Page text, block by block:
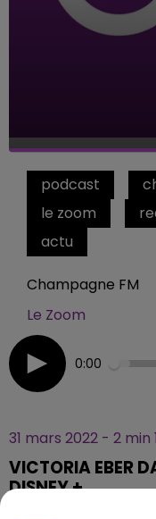
podcast
le zoom
actu
Champagne FM
Le Zoom
0:00
31 mars 2022 - 2 min
VICTORIA EBER
DISNEY +